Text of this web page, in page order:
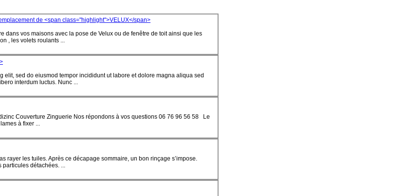
de <span class="highlight">VELUX</span>
dans vos maisons avec la pose de Velux ou de fenêtre de toit ainsi que les
, les volets roulants ...
elit, sed do eiusmod tempor incididunt ut labore et dolore magna aliqua sed
interdum luctus. Nunc ...
Couverture Zinguerie Nos répondons à vos questions 06 76 96 56 58 Le
à fixer ...
rayer les tuiles. Après ce décapage sommaire, un bon rinçage s’impose.
particules détachées. ...